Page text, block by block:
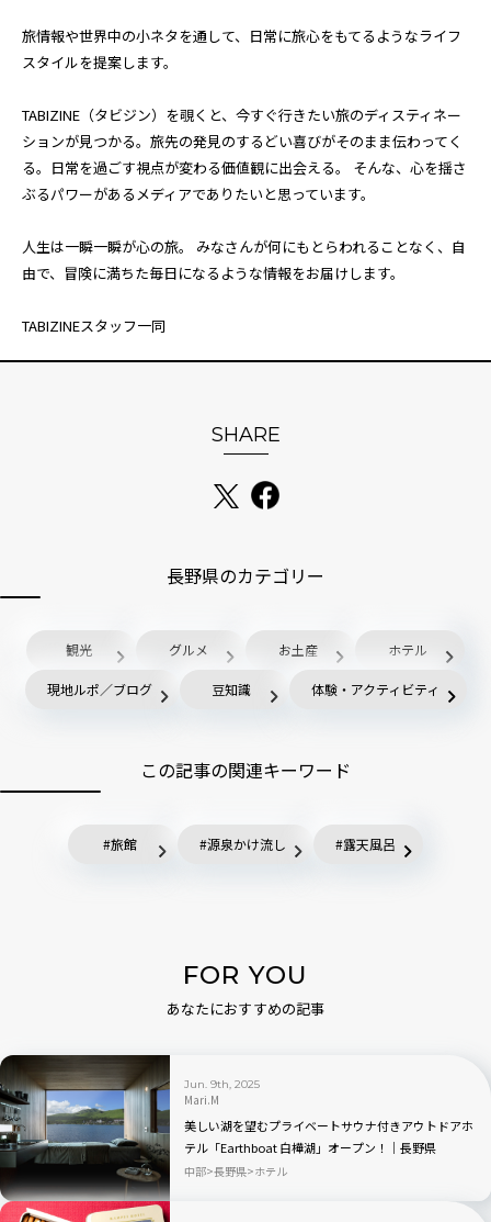
旅情報や世界中の小ネタを通して、日常に旅心をもてるようなライフ
スタイルを提案します。
TABIZINE（タビジン）を覗くと、今すぐ行きたい旅のディスティネー
ションが見つかる。旅先の発見のするどい喜びがそのまま伝わってく
る。日常を過ごす視点が変わる価値観に出会える。 そんな、心を揺さ
ぶるパワーがあるメディアでありたいと思っています。
人生は一瞬一瞬が心の旅。 みなさんが何にもとらわれることなく、自
由で、冒険に満ちた毎日になるような情報をお届けします。
TABIZINEスタッフ一同
SHARE
長野県のカテゴリー
観光 グルメ お土産 ホテル
現地ルポ／ブログ 豆知識 体験・アクティビティ
この記事の関連キーワード
旅館 源泉かけ流し 露天風呂
FOR YOU
あなたにおすすめの記事
Jun. 9th, 2025
Mari.M
美しい湖を望むプライベートサウナ付きアウトドアホ
テル「Earthboat 白樺湖」オープン！｜長野県
中部 長野県 ホテル